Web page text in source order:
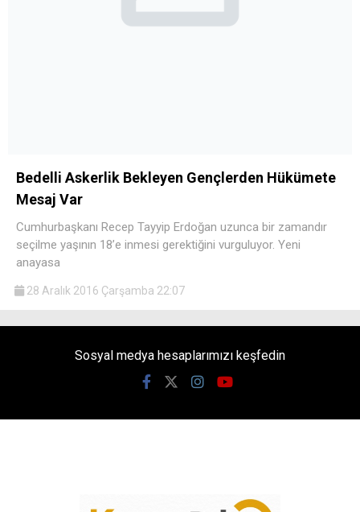
Bedelli Askerlik Bekleyen Gençlerden Hükümete
Mesaj Var
Cumhurbaşkanı Recep Tayyip Erdoğan uzunca bir zamandır
seçilme yaşının 18’e inmesi gerektiğini vurguluyor. Yeni
anayasa
28 Aralık 2016 Çarşamba 22:07
Sosyal medya hesaplarımızı keşfedin